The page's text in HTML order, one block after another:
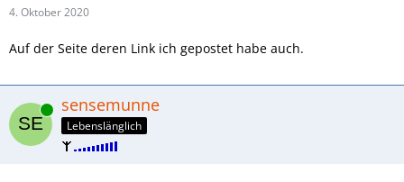
4. Oktober 2020
Auf der Seite deren Link ich gepostet habe auch.
Online sensemunne
Lebenslänglich